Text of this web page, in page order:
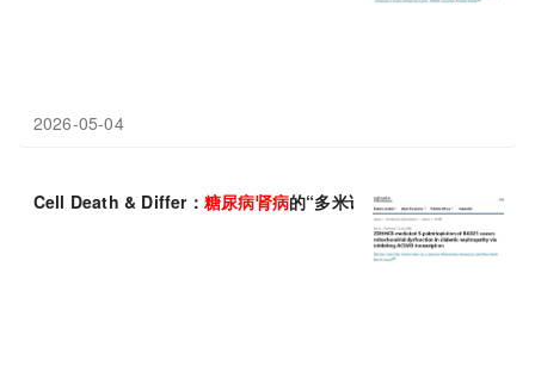
2026-05-04
Cell Death & Differ： 糖尿病肾病的“多米诺骨牌”，中南大学贺